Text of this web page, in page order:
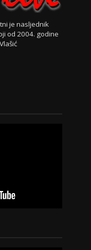
je nasljednik
od 2004. godine